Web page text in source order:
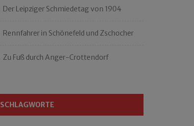
Der Leipziger Schmiedetag von 1904
Rennfahrer in Schönefeld und Zschocher
Zu Fuß durch Anger-Crottendorf
SCHLAGWORTE